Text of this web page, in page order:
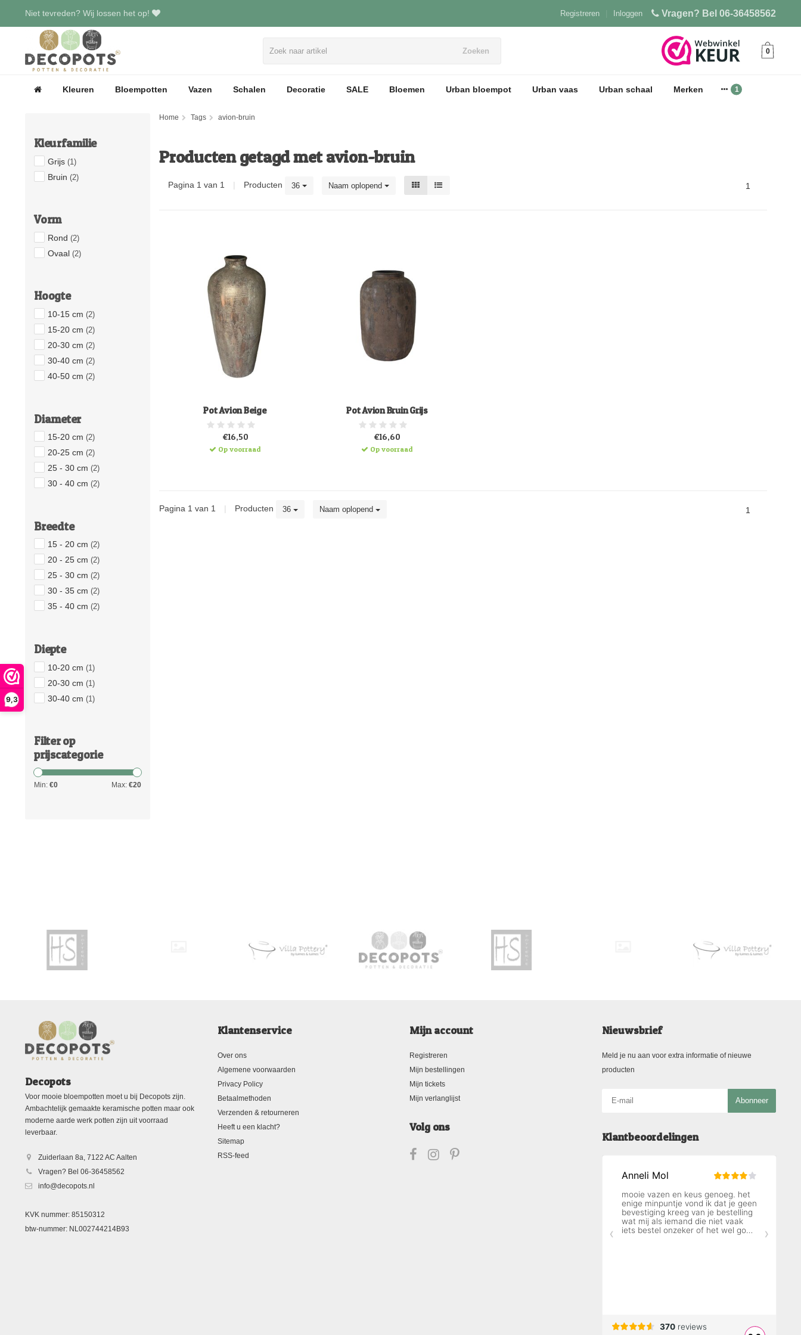
9,3
Niet tevreden? Wij lossen het op! Vragen? Bel 06-36458562
Inloggen
Registreren
Zoeken 0
Kleuren Bloempotten Vazen Schalen Decoratie SALE Bloemen Urban bloempot Urban vaas Urban schaal Merken
Kleurfamilie
Grijs (1)
Bruin (2)
Vorm
Rond (2)
Ovaal (2)
Hoogte
10-15 cm (2)
15-20 cm (2)
20-30 cm (2)
30-40 cm (2)
40-50 cm (2)
Diameter
15-20 cm (2)
20-25 cm (2)
25 - 30 cm (2)
30 - 40 cm (2)
Breedte
15 - 20 cm (2)
20 - 25 cm (2)
25 - 30 cm (2)
30 - 35 cm (2)
35 - 40 cm (2)
Diepte
10-20 cm (1)
20-30 cm (1)
30-40 cm (1)
Filter op
prijscategorie
Min: €0 Max: €20
Home Tags avion-bruin
Producten getagd met avion-bruin
Pagina 1 van 1 | Producten 36 Naam oplopend 1
Pot Avion Beige
€16,50
Op voorraad
Pot Avion Bruin Grijs
€16,60
Op voorraad
Pagina 1 van 1 | Producten 36 Naam oplopend 1
Decopots
Voor mooie bloempotten moet u bij Decopots zijn.
Ambachtelijk gemaakte keramische potten maar ook
moderne aarde werk potten zijn uit voorraad
leverbaar.
Zuiderlaan 8a, 7122 AC Aalten
Vragen? Bel 06-36458562
info@decopots.nl
KVK nummer: 85150312
btw-nummer: NL002744214B93
Klantenservice
Over ons
Algemene voorwaarden
Privacy Policy
Betaalmethoden
Verzenden & retourneren
Heeft u een klacht?
Sitemap
RSS-feed
Mijn account
Registreren
Mijn bestellingen
Mijn tickets
Mijn verlanglijst
Volg ons
Nieuwsbrief
Meld je nu aan voor extra informatie of nieuwe
producten
Abonneer
Klantbeoordelingen